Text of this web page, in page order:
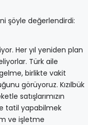
şöyle değerlendirdi:
Her yıl yeniden plan
Türk aile
birlikte vakit
görüyoruz. Kızılbük
satışlarımızın
tatil yapabilmek
ve işletme